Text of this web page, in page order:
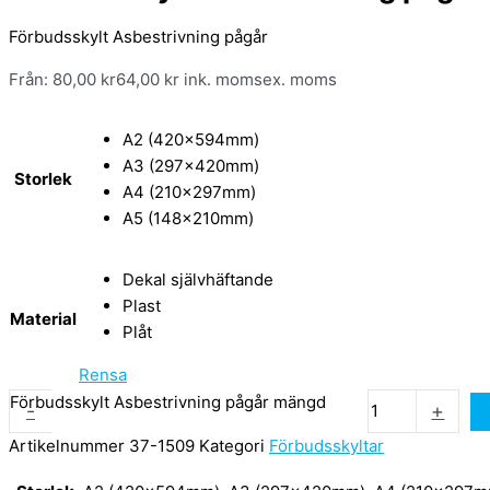
Förbudsskylt Asbestrivning pågår
Från: 80,00 kr64,00 kr ink. momsex. moms
Storlek
A2 (420x594mm)
A3 (297x420mm)
A4 (210x297mm)
A5 (148x210mm)
Material
Dekal självhäftande
Plast
Plåt
Rensa
-
Förbudsskylt Asbestrivning pågår mängd +
Artikelnummer 37-1509 Kategori Förbudsskyltar